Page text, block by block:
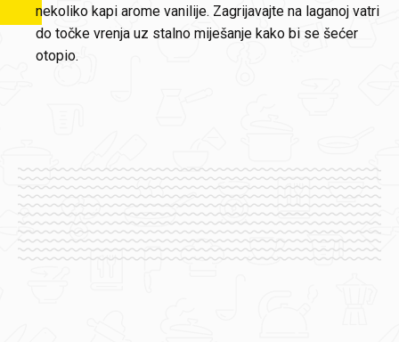
nekoliko kapi arome vanilije. Zagrijavajte na laganoj vatri
do točke vrenja uz stalno miješanje kako bi se šećer
otopio.